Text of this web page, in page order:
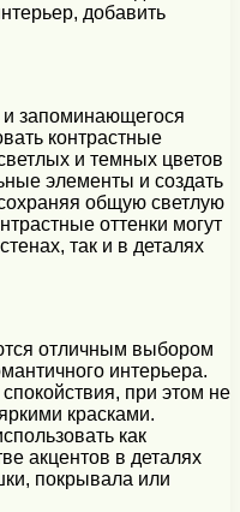
добавить
и запоминающегося
контрастные
и темных цветов
элементы и создать
общую светлую
оттенки могут
так и в деталях
отличным выбором
интерьера.
при этом не
красками.
как
акцентов в деталях
покрывала или